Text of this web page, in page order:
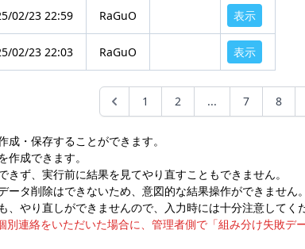
02/23 22:59 RaGuO 表示
02/23 22:03 RaGuO 表示
1 2 ... 7 8
成・保存することができます。
作成できます。
ず、実行前に結果を見てやり直すこともできません。
タ削除はできないため、意図的な結果操作ができません。
やり直しができませんので、入力時には十分注意してく
連絡をいただいた場合に、管理者側で「組み分け失敗デ